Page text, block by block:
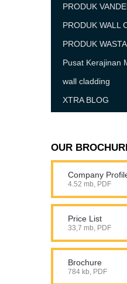
PRODUK
PRODUK WALL
PRODUK
Pusat Kerajinan
wall cladding
XTRA BLOG
OUR
Company
4.52 mb, PDF
Price List
33,7 mb, PDF
Brochure
784 kb, PDF